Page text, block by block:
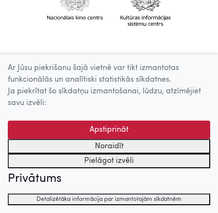
Ar Jūsu piekrišanu šajā vietnē var tikt izmantotas
funkcionālās un analītiski statistikās sīkdatnes.
Ja piekrītat šo sīkdatņu izmantošanai, lūdzu, atzīmējiet
savu izvēli:
Apstiprināt
Noraidīt
Pielāgot izvēli
Privātums
Detalizētāka informācija par izmantotajām sīkdatnēm